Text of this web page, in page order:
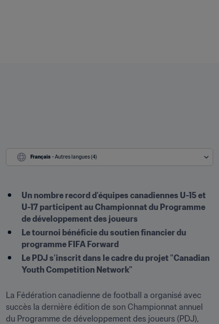
Français - Autres langues (4)
Un nombre record d’équipes canadiennes U-15 et
U-17 participent au Championnat du Programme
de développement des joueurs
Le tournoi bénéficie du soutien financier du
programme FIFA Forward
Le PDJ s’inscrit dans le cadre du projet "Canadian
Youth Competition Network"
La Fédération canadienne de football a organisé avec
succès la dernière édition de son Championnat annuel
du Programme de développement des joueurs (PDJ),